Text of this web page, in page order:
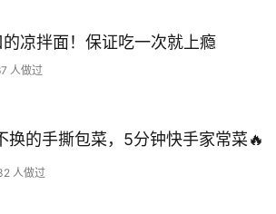
凉拌面！保证吃一次就上瘾
人做过
换的手撕包菜，5分钟快手家常菜🔥
人做过